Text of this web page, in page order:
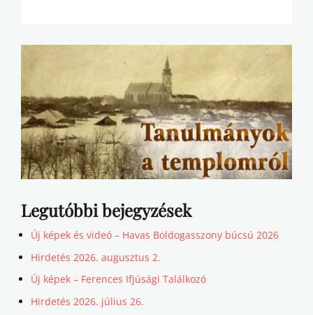
Legutóbbi bejegyzések
Új képek és videó – Havas Boldogasszony búcsú 2026
Hirdetés 2026. augusztus 2.
Új képek – Ferences Ifjúsági Találkozó
Hirdetés 2026. július 26.